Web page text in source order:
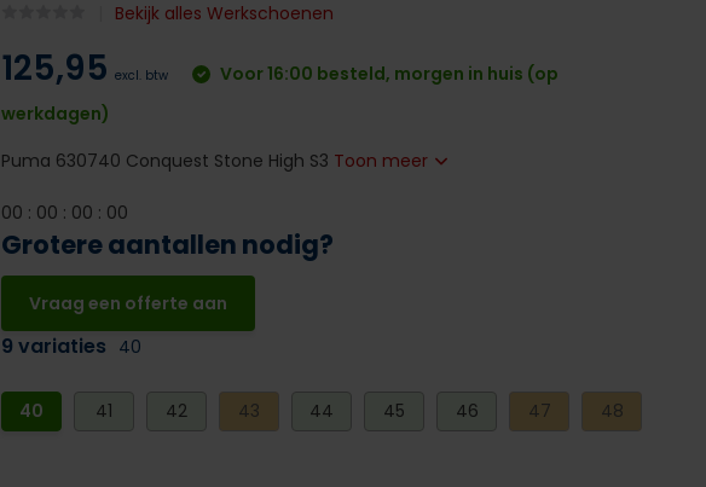
Bekijk alles Werkschoenen
125,95 excl. btw
Voor 16:00 besteld, morgen in huis (op
werkdagen)
Puma 630740 Conquest Stone High S3 Toon meer
00 : 00 : 00 : 00
Grotere aantallen nodig?
Vraag een offerte aan
9 variaties 40
40 41 42 43 44 45 46 47 48